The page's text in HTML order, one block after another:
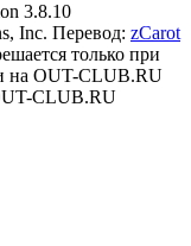
3.8.10
Inc. Перевод: zCarot
только при
на OUT-CLUB.RU
CLUB.RU